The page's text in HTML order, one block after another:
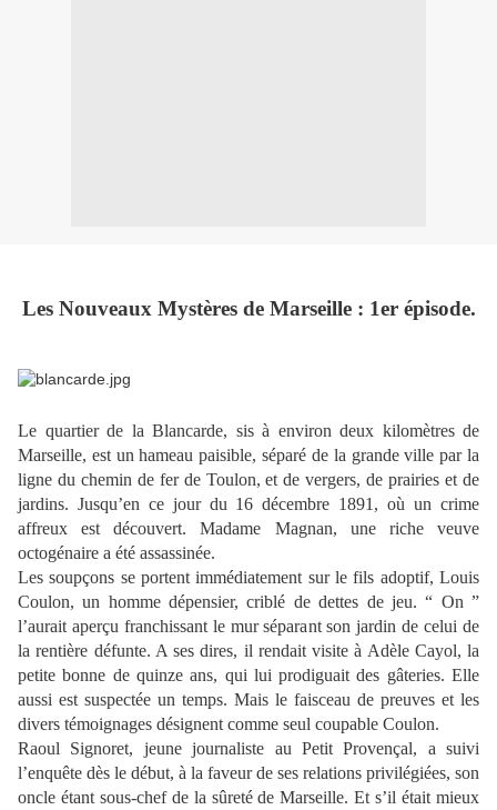
Les Nouveaux Mystères de Marseille : 1er épisode.
Le quartier de la Blancarde, sis à environ deux kilomètres de
Marseille, est un hameau paisible, séparé de la grande ville par la
ligne du chemin de fer de Toulon, et de vergers, de prairies et de
jardins. Jusqu’en ce jour du 16 décembre 1891, où un crime
affreux est découvert. Madame Magnan, une riche veuve
octogénaire a été assassinée.
Les soupçons se portent immédiatement sur le fils adoptif, Louis
Coulon, un homme dépensier, criblé de dettes de jeu. “ On ”
l’aurait aperçu franchissant le mur séparant son jardin de celui de
la rentière défunte. A ses dires, il rendait visite à Adèle Cayol, la
petite bonne de quinze ans, qui lui prodiguait des gâteries. Elle
aussi est suspectée un temps. Mais le faisceau de preuves et les
divers témoignages désignent comme seul coupable Coulon.
Raoul Signoret, jeune journaliste au Petit Provençal, a suivi
l’enquête dès le début, à la faveur de ses relations privilégiées, son
oncle étant sous-chef de la sûreté de Marseille. Et s’il était mieux